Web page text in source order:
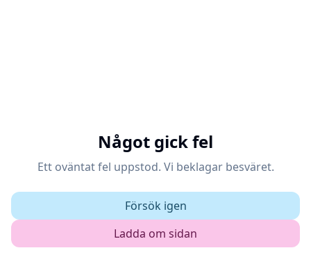
Något gick fel
Ett oväntat fel uppstod. Vi beklagar besväret.
Försök igen
Ladda om sidan